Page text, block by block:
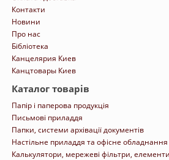
Контакти
Новини
Про нас
Бібліотека
Канцелярия Киев
Канцтовары Киев
Каталог товарів
Папір і паперова продукція
Письмові приладдя
Папки, системи архівації документів
Настільне приладдя та офісне обладнання
Калькулятори, мережеві фільтри,